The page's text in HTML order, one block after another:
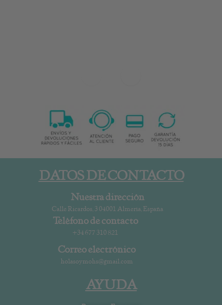
DATOS DE CONTACTO
Nuestra dirección
Calle Ricardos, 3 04001 Almería, España
Teléfono de contacto
+34 677 310 821
Correo electrónico
holasoymohs@gmail.com
AYUDA